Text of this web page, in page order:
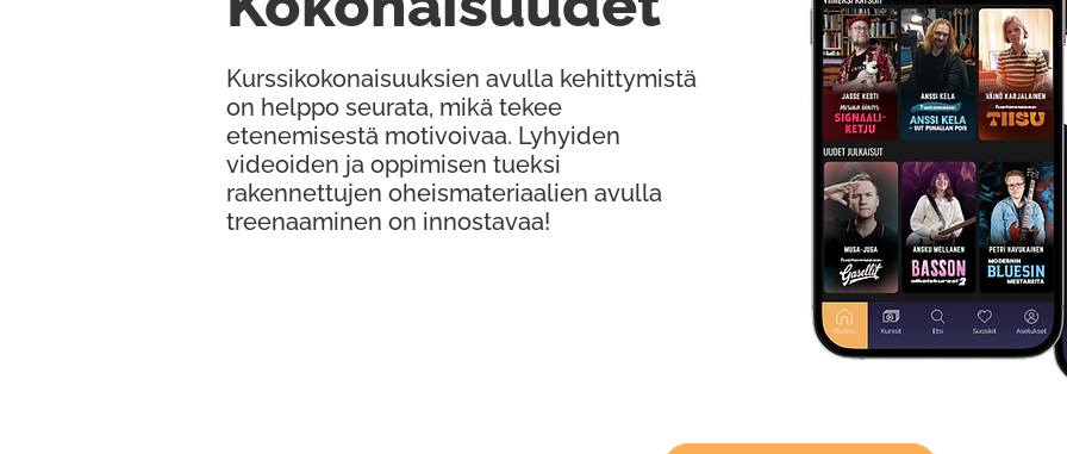
Kurssikokonaisuuksien avulla kehittymistä
on helppo seurata, mikä tekee
etenemisestä motivoivaa. Lyhyiden
videoiden ja oppimisen tueksi
rakennettujen oheismateriaalien avulla
treenaaminen on innostavaa!